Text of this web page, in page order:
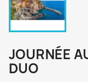
JOURNÉE
DUO